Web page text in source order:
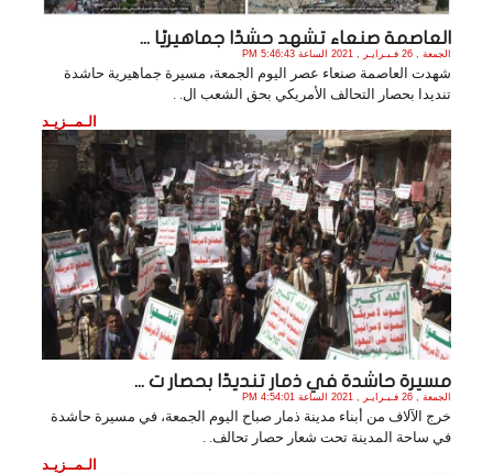
العاصمة صنعاء تشهد حشدًا جماهيريًا ...
الجمعة , 26 فـبـرايـر , 2021 الساعة 5:46:43 PM
شهدت العاصمة صنعاء عصر اليوم الجمعة، مسيرة جماهيرية حاشدة
تنديدا بحصار التحالف الأمريكي بحق الشعب ال. .
الـمــزيـد
مسيرة حاشدة في ذمار تنديدًا بحصار ت ...
الجمعة , 26 فـبـرايـر , 2021 الساعة 4:54:01 PM
خرج الآلاف من أبناء مدينة ذمار صباح اليوم الجمعة، في مسيرة حاشدة
في ساحة المدينة تحت شعار حصار تحالف. .
الـمــزيـد